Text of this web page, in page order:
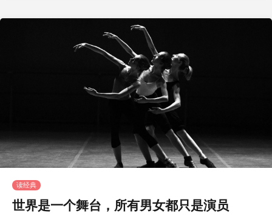
读经典
世界是一个舞台，所有男女都只是演员